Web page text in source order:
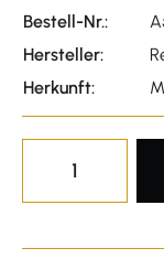
Bestell-Nr.:
Hersteller:
Herkunft: